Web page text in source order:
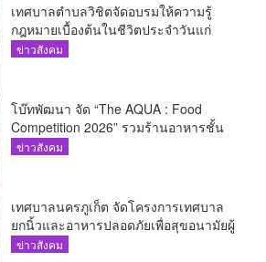
เทศบาลตำบลวิชิตจัดอบรมให้ความรู้
กฎหมายเบื้องต้นในชีวิตประจำวันแก่
เยาวชน
ข่าวสังคม
โบ๊ทพัฒนา จัด “The AQUA : Food
Competition 2026” รวมร้านอาหารชั้น
นำของ The Shopps at The AQUA ชู
ข่าวสังคม
เทศบาลนครภูเก็ต จัดโครงการเทศบาล
ยกนิ้วและอาหารปลอดภัยเพื่อสุขอนามัยผู้
บริโภค
ข่าวสังคม